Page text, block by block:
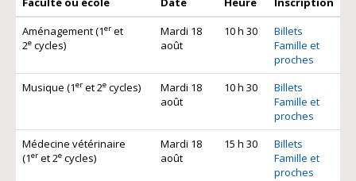
Aménagement (1er et
2e cycles)
Mardi 18
août
10 h 30
Billets
Famille et
proches
Musique (1er et 2e cycles)
Mardi 18
août
10 h 30
Billets
Famille et
proches
Médecine vétérinaire
(1er et 2e cycles)
Mardi 18
août
15 h 30
Billets
Famille et
proches